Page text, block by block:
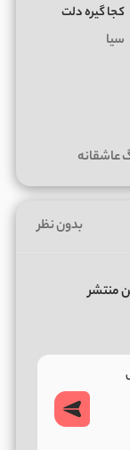
کجا گیره دلت
سیا
عاشقانه
بدون نظر
منتشر